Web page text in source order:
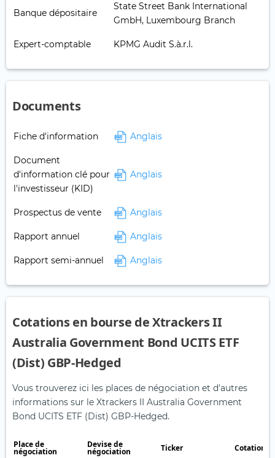
Banque dépositaire
State Street Bank International
GmbH, Luxembourg Branch
Expert-comptable KPMG Audit S.à.r.l.
Documents
Fiche d'information Anglais
Document
d'information clé pour
l'investisseur (KID)
Anglais
Prospectus de vente Anglais
Rapport annuel Anglais
Rapport semi-annuel Anglais
Cotations en bourse de Xtrackers II
Australia Government Bond UCITS ETF
(Dist) GBP-Hedged
Vous trouverez ici les places de négociation et d'autres
informations sur le Xtrackers II Australia Government
Bond UCITS ETF (Dist) GBP-Hedged.
Place de
négociation
Devise de
négociation Ticker Cotation